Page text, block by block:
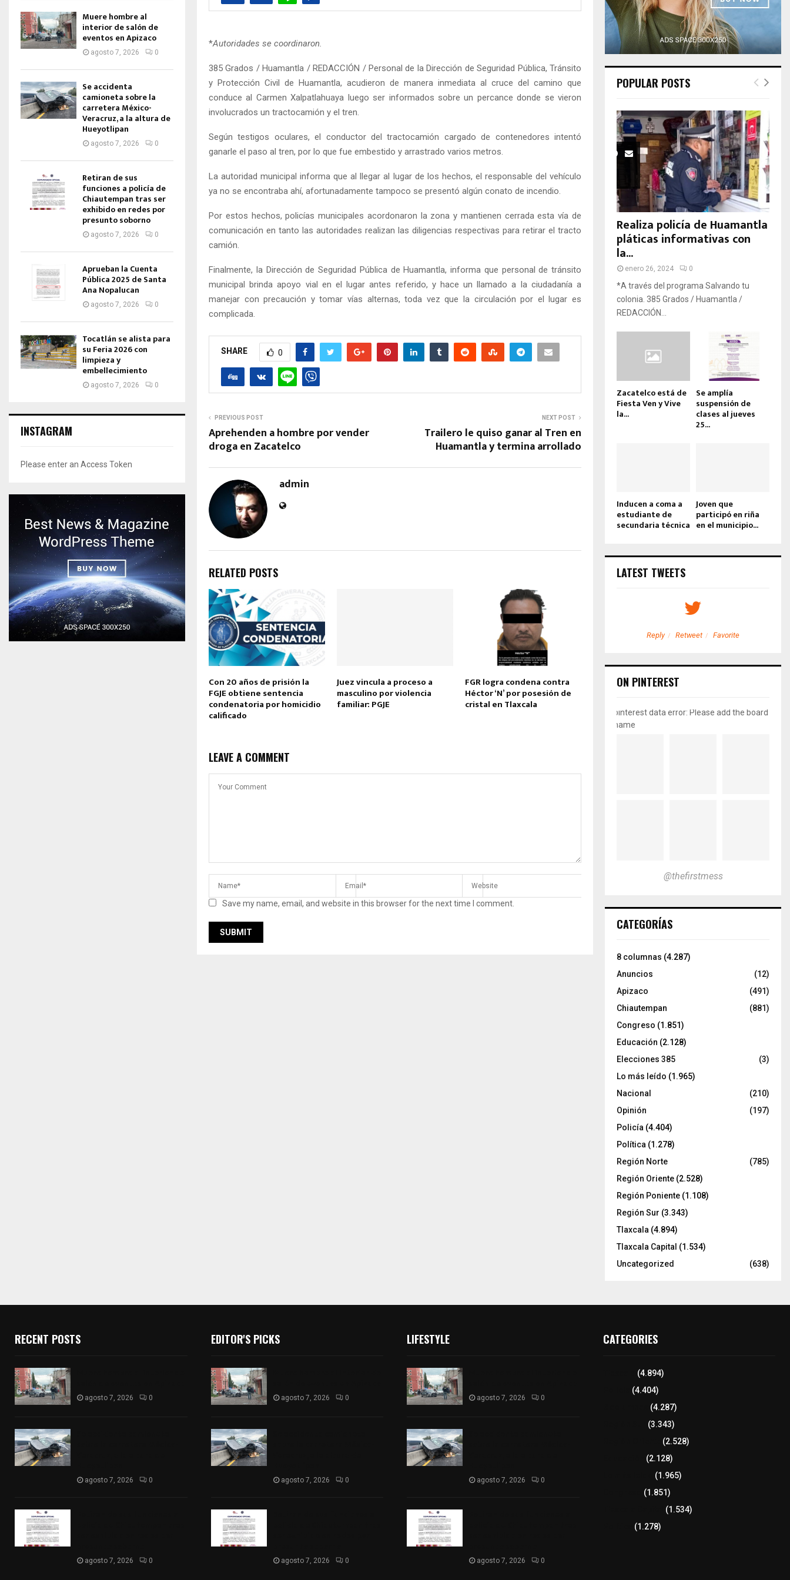
*Autoridades se coordinaron.
385 Grados / Huamantla / REDACCIÓN / Personal de la Dirección de Seguridad Pública, Tránsito
y Protección Civil de Huamantla, acudieron de manera inmediata al cruce del camino que
conduce al Carmen Xalpatlahuaya luego ser informados sobre un percance donde se vieron
involucrados un tractocamión y el tren.
Según testigos oculares, el conductor del tractocamión cargado de contenedores intentó
ganarle el paso al tren, por lo que fue embestido y arrastrado varios metros.
La autoridad municipal informa que al llegar al lugar de los hechos, el responsable del vehículo
ya no se encontraba ahí, afortunadamente tampoco se presentó algún conato de incendio.
Por estos hechos, policías municipales acordonaron la zona y mantienen cerrada esta vía de
comunicación en tanto las autoridades realizan las diligencias respectivas para retirar el tracto
camión.
Finalmente, la Dirección de Seguridad Pública de Huamantla, informa que personal de tránsito
municipal brinda apoyo vial en el lugar antes referido, y hace un llamado a la ciudadanía a
manejar con precaución y tomar vías alternas, toda vez que la circulación por el lugar es
complicada.
SHARE 0
PREVIOUS POST
Aprehenden a hombre por vender
droga en Zacatelco
NEXT POST
Trailero le quiso ganar al Tren en
Huamantla y termina arrollado
admin
RELATED POSTS
Con 20 años de prisión la
FGJE obtiene sentencia
condenatoria por homicidio
calificado
Juez vincula a proceso a
masculino por violencia
familiar: PGJE
FGR logra condena contra
Héctor ‘N’ por posesión de
cristal en Tlaxcala
LEAVE A COMMENT
Save my name, email, and website in this browser for the next time I comment.
Muere hombre al
interior de salón de
eventos en Apizaco
agosto 7, 2026 0
Se accidenta
camioneta sobre la
carretera México-
Veracruz, a la altura de
Hueyotlipan
agosto 7, 2026 0
Retiran de sus
funciones a policía de
Chiautempan tras ser
exhibido en redes por
presunto soborno
agosto 7, 2026 0
Aprueban la Cuenta
Pública 2025 de Santa
Ana Nopalucan
agosto 7, 2026 0
Tocatlán se alista para
su Feria 2026 con
limpieza y
embellecimiento
agosto 7, 2026 0
INSTAGRAM
Please enter an Access Token
POPULAR POSTS
Realiza policía de Huamantla
pláticas informativas con
la...
enero 26, 2024 0
*A través del programa Salvando tu
colonia. 385 Grados / Huamantla /
REDACCIÓN...
Zacatelco está de
Fiesta Ven y Vive
la...
Se amplía
suspensión de
clases al jueves
25...
Inducen a coma a
estudiante de
secundaria técnica
Joven que
participó en riña
en el municipio...
LATEST TWEETS
Reply Retweet Reply Retweet Favorite
ON PINTEREST
pinterest data error: Please add the board
name
@thefirstmess
CATEGORÍAS
8 columnas (4.287)
Anuncios
(12)
Apizaco
(491)
Chiautempan
(881)
Congreso (1.851)
Educación (2.128)
Elecciones 385
(3)
Lo más leído (1.965)
Nacional
(210)
Opinión
(197)
Policía (4.404)
Política (1.278)
Región Norte
(785)
Región Oriente (2.528)
Región Poniente (1.108)
Región Sur (3.343)
Tlaxcala (4.894)
Tlaxcala Capital (1.534)
Uncategorized
(638)
RECENT POSTS
agosto 7, 2026 0
agosto 7, 2026 0
agosto 7, 2026 0
EDITOR'S PICKS
agosto 7, 2026 0
agosto 7, 2026 0
agosto 7, 2026 0
LIFESTYLE
agosto 7, 2026 0
agosto 7, 2026 0
agosto 7, 2026 0
CATEGORIES
(4.894)
(4.404)
(4.287)
(3.343)
(2.528)
(2.128)
(1.965)
(1.851)
(1.534)
(1.278)